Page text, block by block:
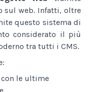
sul web. Infatti, oltre
questo sistema di
considerato il più
tra tutti i CMS.
le ultime